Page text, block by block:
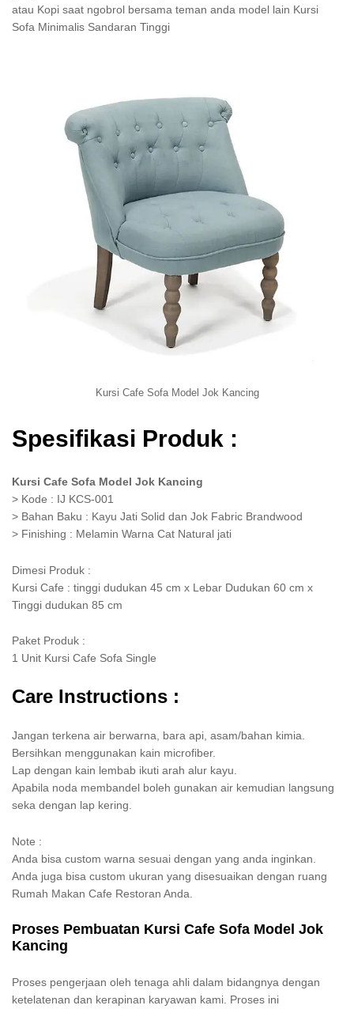
atau Kopi saat ngobrol bersama teman anda model lain Kursi
Sofa Minimalis Sandaran Tinggi
Kursi Cafe Sofa Model Jok Kancing
Spesifikasi Produk :
Kursi Cafe Sofa Model Jok Kancing
> Kode : IJ KCS-001
> Bahan Baku : Kayu Jati Solid dan Jok Fabric Brandwood
> Finishing : Melamin Warna Cat Natural jati
Dimesi Produk :
Kursi Cafe : tinggi dudukan 45 cm x Lebar Dudukan 60 cm x
Tinggi dudukan 85 cm
Paket Produk :
1 Unit Kursi Cafe Sofa Single
Care Instructions :
Jangan terkena air berwarna, bara api, asam/bahan kimia.
Bersihkan menggunakan kain microfiber.
Lap dengan kain lembab ikuti arah alur kayu.
Apabila noda membandel boleh gunakan air kemudian langsung
seka dengan lap kering.
Note :
Anda bisa custom warna sesuai dengan yang anda inginkan.
Anda juga bisa custom ukuran yang disesuaikan dengan ruang
Rumah Makan Cafe Restoran Anda.
Proses Pembuatan Kursi Cafe Sofa Model Jok
Kancing
Proses pengerjaan oleh tenaga ahli dalam bidangnya dengan
ketelatenan dan kerapinan karyawan kami. Proses ini